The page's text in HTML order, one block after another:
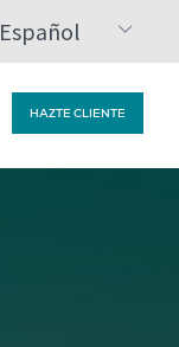
Español
HAZTE CLIENTE